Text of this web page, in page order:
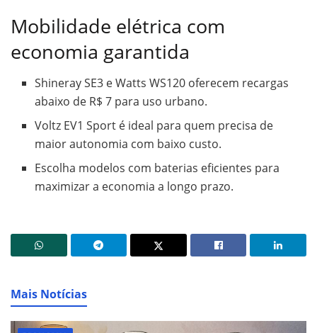
Mobilidade elétrica com
economia garantida
Shineray SE3 e Watts WS120 oferecem recargas
abaixo de R$ 7 para uso urbano.
Voltz EV1 Sport é ideal para quem precisa de
maior autonomia com baixo custo.
Escolha modelos com baterias eficientes para
maximizar a economia a longo prazo.
Mais Notícias